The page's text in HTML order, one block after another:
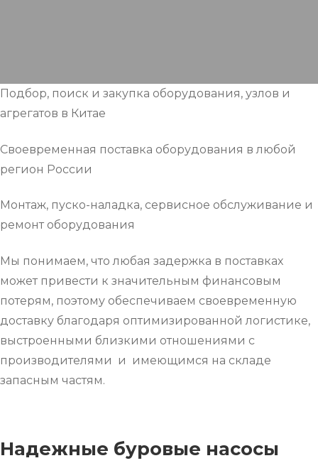
Подбор, поиск и закупка оборудования, узлов и
агрегатов в Китае
Своевременная поставка оборудования в любой
регион России
Монтаж, пуско-наладка, сервисное обслуживание и
ремонт оборудования
Мы понимаем, что любая задержка в поставках
может привести к значительным финансовым
потерям, поэтому обеспечиваем своевременную
доставку благодаря оптимизированной логистике,
выстроенными близкими отношениями с
производителями и имеющимся на складе
запасным частям.
Надежные буровые насосы